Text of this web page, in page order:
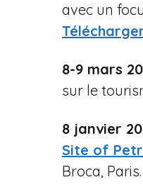
avec un
8-9 mars
sur le
8 janvier
Site of
Broca, Paris.